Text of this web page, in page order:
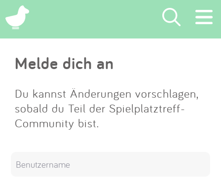
×
Suchen
Eintragen
App
Melde dich an
Du kannst Änderungen vorschlagen,
sobald du Teil der Spielplatztreff-
Community bist.